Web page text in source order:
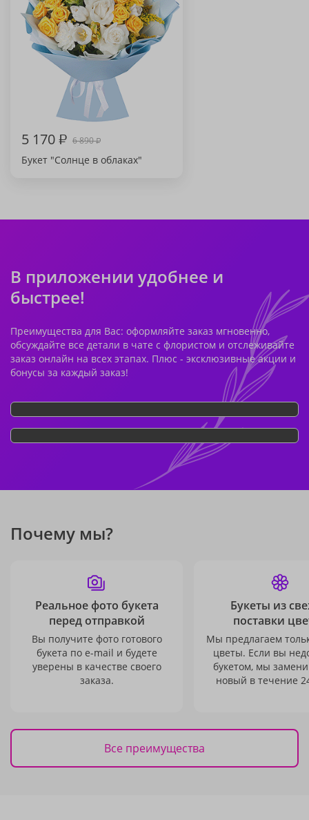
5 170₽ 6 890₽
Букет "Солнце в облаках"
В приложении удобнее и
быстрее!
Преимущества для Вас: оформляйте заказ мгновенно,
обсуждайте все детали в чате с флористом и отслеживайте
заказ онлайн на всех этапах. Плюс - эксклюзивные акции и
бонусы за каждый заказ!
Почему мы?
Реальное фото букета
перед отправкой
Вы получите фото готового
букета по e-mail и будете
уверены в качестве своего
заказа.
Букеты из
поставки
Мы предлагаем
цветы. Если вы
букетом, мы
новый в течение
Все преимущества